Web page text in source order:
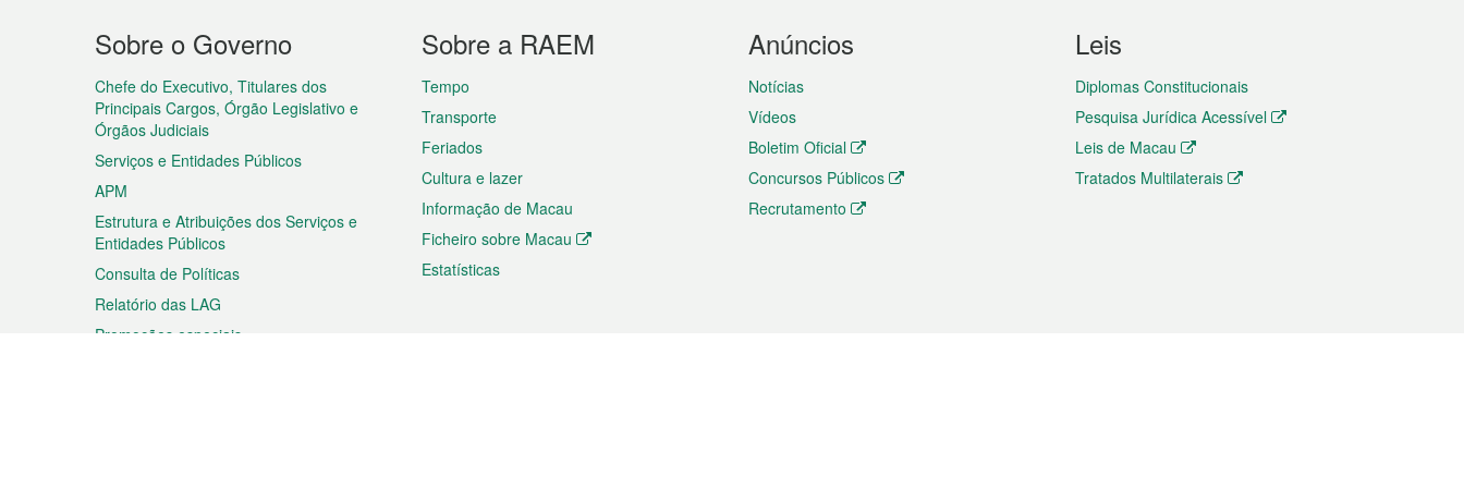
Menu
do
rodapé
Sobre o Governo
Chefe do Executivo, Titulares dos
Principais Cargos, Órgão Legislativo e
Órgãos Judiciais
Serviços e Entidades Públicos
APM
Estrutura e Atribuições dos Serviços e
Entidades Públicos
Consulta de Políticas
Relatório das LAG
Promoções especiais
Sobre a RAEM
Tempo
Transporte
Feriados
Cultura e lazer
Informação de Macau
Ficheiro sobre Macau
Estatísticas
Anúncios
Notícias
Vídeos
Boletim Oficial
Concursos Públicos
Recrutamento
Leis
Diplomas Constitucionais
Pesquisa Jurídica Acessível
Leis de Macau
Tratados Multilaterais